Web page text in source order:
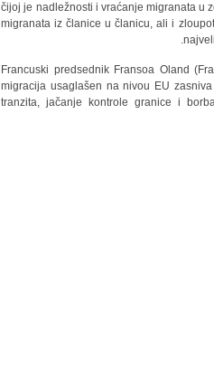
čijoj je nadležnosti i vraćanje migranata u
migranata iz članice u članicu, ali i
Francuski predsednik Fransoa Oland
migracija usaglašen na nivou EU
tranzita, jačanje kontrole granice i